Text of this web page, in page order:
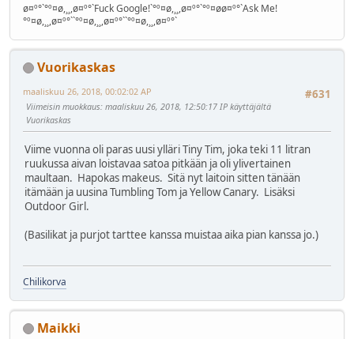
ø¤º°`°º¤ø,¸¸,ø¤º°`Fuck Google!`°º¤ø,¸¸,ø¤º°`°º¤øø¤º°`Ask Me!
°º¤ø,¸¸,ø¤º°``°º¤ø,¸¸,ø¤º°``°º¤ø,¸¸,ø¤º°`
Vuorikaskas
#631
maaliskuu 26, 2018, 00:02:02 AP
Viimeisin muokkaus: maaliskuu 26, 2018, 12:50:17 IP käyttäjältä
Vuorikaskas
Viime vuonna oli paras uusi ylläri Tiny Tim, joka teki 11 litran
ruukussa aivan loistavaa satoa pitkään ja oli ylivertainen
maultaan. Hapokas makeus. Sitä nyt laitoin sitten tänään
itämään ja uusina Tumbling Tom ja Yellow Canary. Lisäksi
Outdoor Girl.
(Basilikat ja purjot tarttee kanssa muistaa aika pian kanssa jo.)
Chilikorva
Maikki